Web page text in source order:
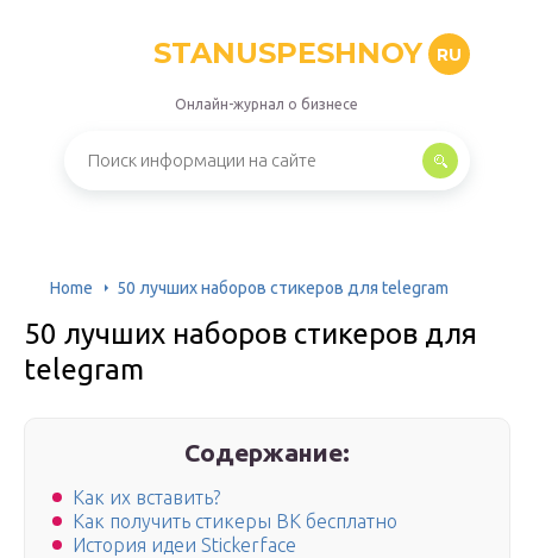
STANUSPESHNOY RU
Онлайн-журнал о бизнесе
Home 50 лучших наборов стикеров для telegram
50 лучших наборов стикеров для
telegram
Содержание:
Как их вставить?
Как получить стикеры ВК бесплатно
История идеи Stickerface